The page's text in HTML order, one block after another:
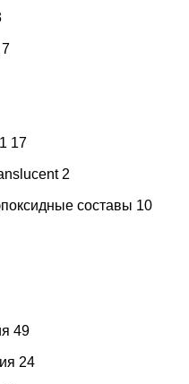
7
17
2
составы 10
49
24